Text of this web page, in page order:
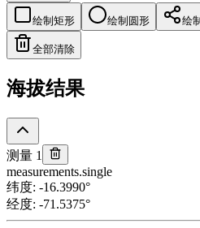
绘制矩形 绘制圆形 绘
全部清除
海拔结果
测量 1
measurements.single
纬度: -16.3990°
经度: -71.5375°